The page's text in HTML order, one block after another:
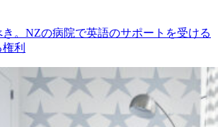
。NZの病院で英語のサポートを受ける
利